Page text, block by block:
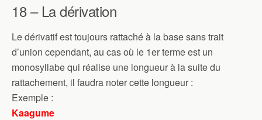
18 – La dérivation
Le dérivatif est toujours rattaché à la base sans trait
d’union cependant, au cas où le 1er terme est un
monosyllabe qui réalise une longueur à la suite du
rattachement, il faudra noter cette longueur :
Exemple :
Kaagume